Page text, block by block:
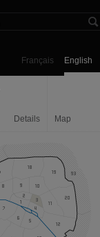
English
Français
Details Map